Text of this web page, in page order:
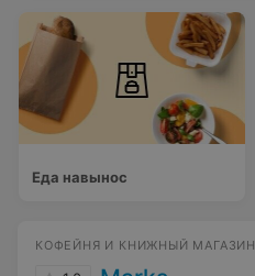
Еда навынос
КОФЕЙНЯ И КНИЖНЫЙ МАГАЗИН